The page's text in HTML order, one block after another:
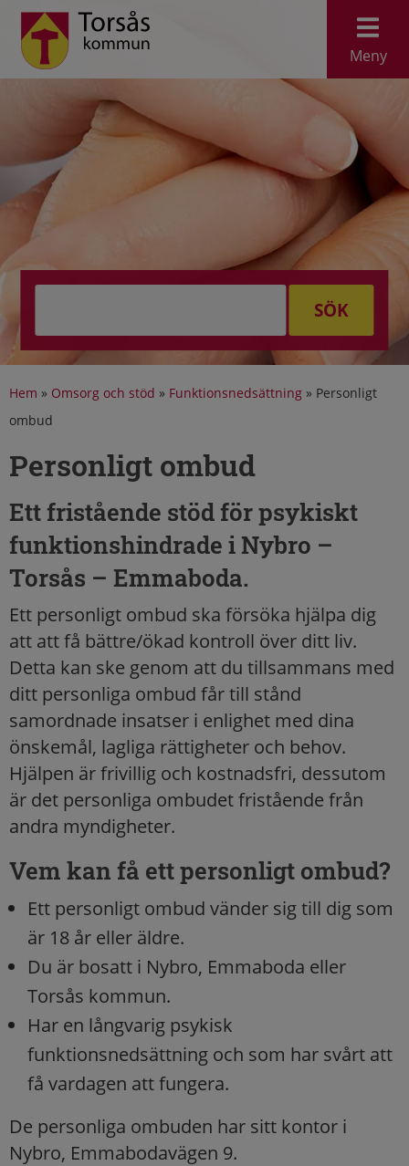
Meny
SÖK
Hem » Omsorg och stöd » Funktionsnedsättning » Personligt
ombud
Personligt ombud
Ett fristående stöd för psykiskt
funktionshindrade i Nybro –
Torsås – Emmaboda.
Ett personligt ombud ska försöka hjälpa dig
att att få bättre/ökad kontroll över ditt liv.
Detta kan ske genom att du tillsammans med
ditt personliga ombud får till stånd
samordnade insatser i enlighet med dina
önskemål, lagliga rättigheter och behov.
Hjälpen är frivillig och kostnadsfri, dessutom
är det personliga ombudet fristående från
andra myndigheter.
Vem kan få ett personligt ombud?
Ett personligt ombud vänder sig till dig som
är 18 år eller äldre.
Du är bosatt i Nybro, Emmaboda eller
Torsås kommun.
Har en långvarig psykisk
funktionsnedsättning och som har svårt att
få vardagen att fungera.
De personliga ombuden har sitt kontor i
Nybro, Emmabodavägen 9.